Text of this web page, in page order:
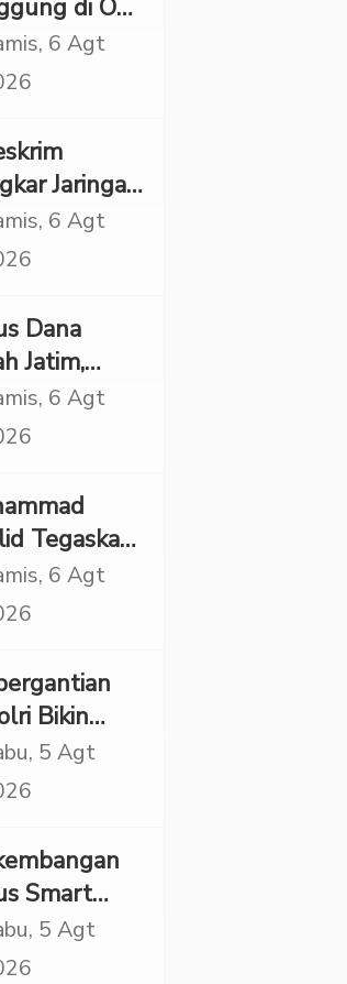
di OKI
Terbakar,
Capai
6 Agt
Jaringan
dari
4
6 Agt
Dana
Jatim,
Partai
Tanggung
6 Agt
Tegaskan
Harus
Negara
6 Agt
Bikin
JMP Puji
Jenderal
5 Agt
Smart
Jaksa
Periksa
5 Agt